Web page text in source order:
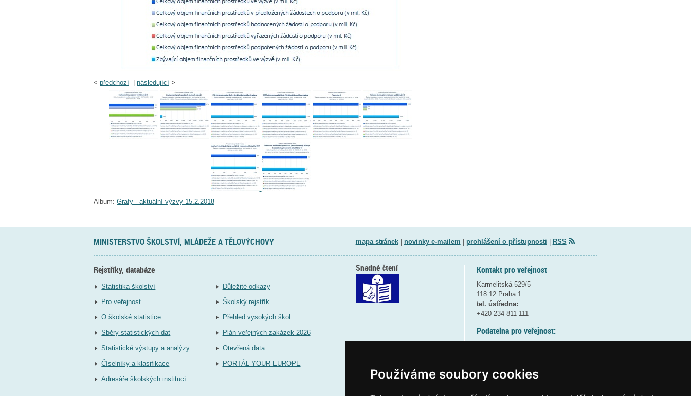
Používáme soubory cookies
< předchozí následující >
Album: Grafy - aktuální výzvy 15.2.2018
MINISTERSTVO ŠKOLSTVÍ, MLÁDEŽE A TĚLOVÝCHOVY mapa stránek| novinky e-mailem prohlášení o přístupnosti RSS
Rejstříky, databáze
Statistika školství
Pro veřejnost
O školské statistice
Sběry statistických dat
Statistické výstupy a analýzy
Číselníky a klasifikace
Adresáře školských institucí
Důležité odkazy
Školský rejstřík
Přehled vysokých škol
Plán veřejných zakázek 2026
Otevřená data
PORTÁL YOUR EUROPE
Kontakt pro veřejnost
Karmelitská 529/5
118 12 Praha 1
tel. ústředna:
+420 234 811 111
Podatelna pro veřejnost:
(více informací
Snadné čtení